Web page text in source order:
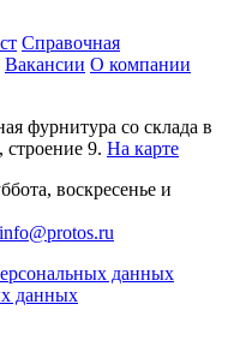
Справочная
Вакансии О компании
фурнитура со склада в
9. На карте
воскресенье и
info@protos.ru
данных
данных